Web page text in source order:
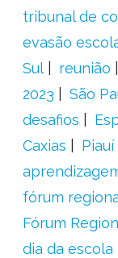
tribunal de
evasão
Sul
reunião
2023
São
desafios
Caxias
Piauí
fórum
Fórum
dia da escola